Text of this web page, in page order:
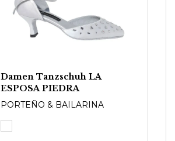
Damen Tanzschuh LA
ESPOSA PIEDRA
PORTEÑO & BAILARINA